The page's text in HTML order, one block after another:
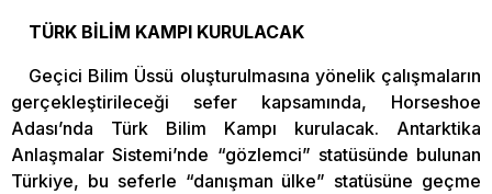
TÜRK BİLİM KAMPI KURULACAK
Geçici Bilim Üssü oluşturulmasına yönelik çalışmaların
gerçekleştirileceği sefer kapsamında, Horseshoe
Adası’nda Türk Bilim Kampı kurulacak. Antarktika
Anlaşmalar Sistemi’nde “gözlemci” statüsünde bulunan
Türkiye, bu seferle “danışman ülke” statüsüne geçme